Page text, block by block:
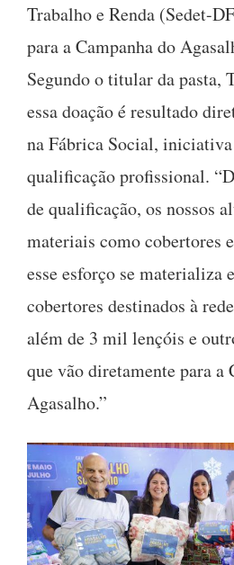
Trabalho e Renda (Sedet-
para a Campanha do
Segundo o titular da pasta,
essa doação é resultado
na Fábrica Social,
qualificação profissional.
de qualificação, os nossos
materiais como cobertores
esse esforço se materializa
cobertores destinados à
além de 3 mil lençóis e
que vão diretamente para a
Agasalho.”